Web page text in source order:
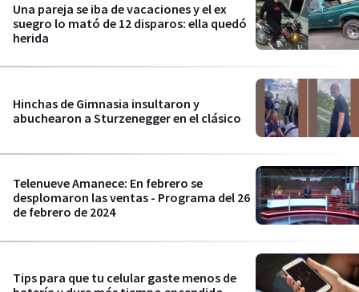
Una pareja se iba de vacaciones y el ex
suegro lo mató de 12 disparos: ella quedó
herida
Hinchas de Gimnasia insultaron y
abuchearon a Sturzenegger en el clásico
Telenueve Amanece: En febrero se
desplomaron las ventas - Programa del 26
de febrero de 2024
Tips para que tu celular gaste menos de